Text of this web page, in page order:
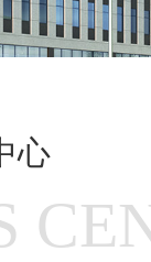
心